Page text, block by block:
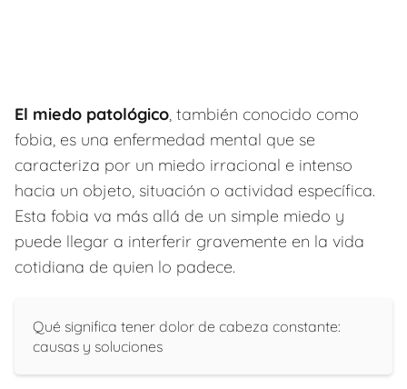
El miedo patológico, también conocido como
fobia, es una enfermedad mental que se
caracteriza por un miedo irracional e intenso
hacia un objeto, situación o actividad específica.
Esta fobia va más allá de un simple miedo y
puede llegar a interferir gravemente en la vida
cotidiana de quien lo padece.
Qué significa tener dolor de cabeza constante:
causas y soluciones